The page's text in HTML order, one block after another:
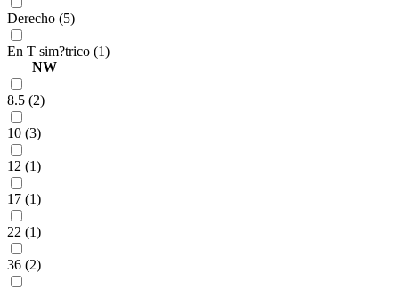
Derecho (5)
En T sim?trico (1)
NW
8.5 (2)
10 (3)
12 (1)
17 (1)
22 (1)
36 (2)